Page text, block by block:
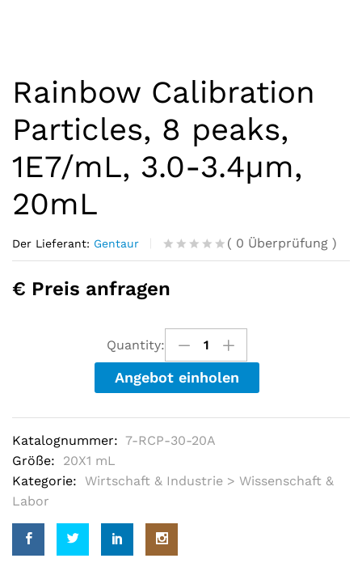
Rainbow Calibration
Particles, 8 peaks,
1E7/mL, 3.0-3.4µm,
20mL
Der Lieferant: Gentaur
R
t
o
u
t
o
f
5
a
e
n
0
s
t
o
m
( 0 Überprüfung )
€ Preis anfragen
Quantity:
Angebot einholen
Katalognummer: 7-RCP-30-20A
Größe:
20X1 mL
Kategorie:
Wirtschaft & Industrie > Wissenschaft &
Labor